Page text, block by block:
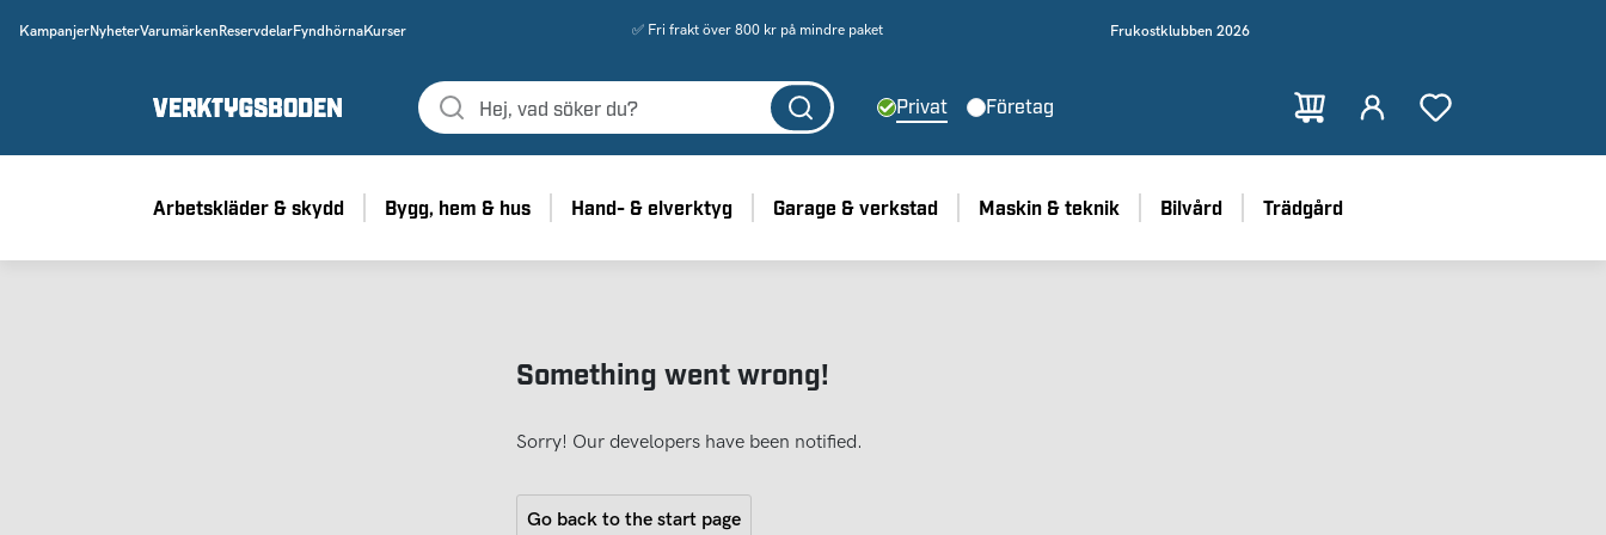
KampanjerNyheterVarumärken ReservdelarFyndhörnaKurser ✅ Fri frakt över 800 kr på mindre paket Frukostklubben 2026
Privat Företag
Arbetskläder & skydd Bygg, hem & hus Hand- & elverktyg Garage & verkstad Maskin & teknik Bilvård Trädgård
Something went wrong!
Sorry! Our developers have been notified.
Go back to the start page